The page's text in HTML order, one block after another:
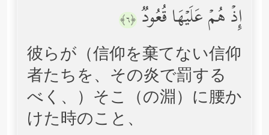
إِذۡ هُمۡ عَلَیۡهَا قُعُودࣱ ﴿٦﴾
彼らが（信仰を棄てない信仰
者たちを、その炎で罰する
べく、）そこ（の淵）に腰か
けた時のこと、